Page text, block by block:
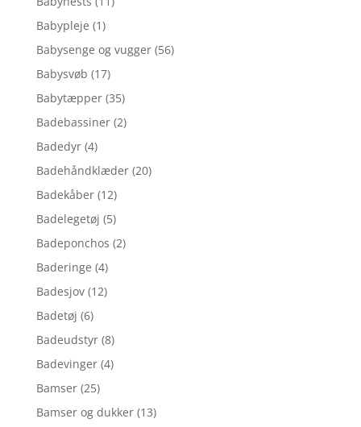
Babypleje (1)
Babysenge og vugger (56)
Babysvøb (17)
Babytæpper (35)
Badebassiner (2)
Badedyr (4)
Badehåndklæder (20)
Badekåber (12)
Badelegetøj (5)
Badeponchos (2)
Baderinge (4)
Badesjov (12)
Badetøj (6)
Badeudstyr (8)
Badevinger (4)
Bamser (25)
Bamser og dukker (13)